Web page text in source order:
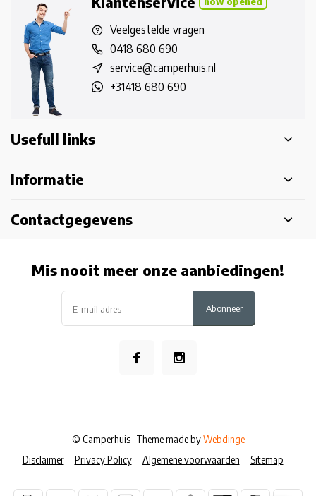
Veelgestelde vragen
0418 680 690
service@camperhuis.nl
+31418 680 690
Usefull links
Informatie
Contactgegevens
Mis nooit meer onze aanbiedingen!
Abonneer
Disclaimer Privacy Policy Algemene voorwaarden Sitemap
© Camperhuis- Theme made byWebdinge